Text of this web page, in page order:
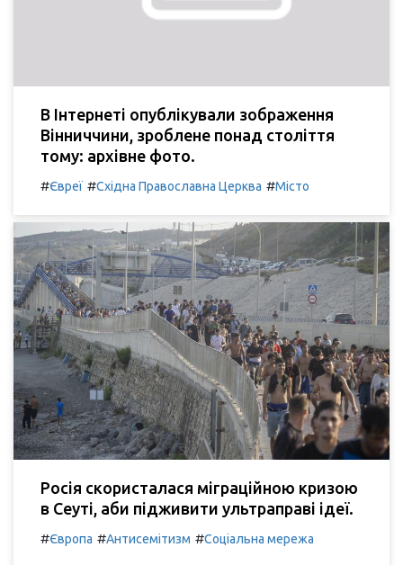
В Інтернеті опублікували зображення
Вінниччини, зроблене понад століття
тому: архівне фото.
#Євреї #Східна Православна Церква #Місто
Росія скористалася міграційною кризою
в Сеуті, аби підживити ультраправі ідеї.
#Європа #Антисемітизм #Соціальна мережа